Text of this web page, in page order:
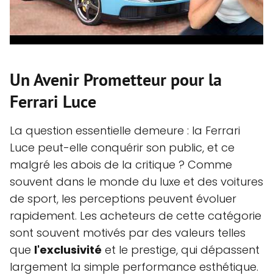
Un Avenir Prometteur pour la
Ferrari Luce
La question essentielle demeure : la Ferrari
Luce peut-elle conquérir son public, et ce
malgré les abois de la critique ? Comme
souvent dans le monde du luxe et des voitures
de sport, les perceptions peuvent évoluer
rapidement. Les acheteurs de cette catégorie
sont souvent motivés par des valeurs telles
que l'exclusivité et le prestige, qui dépassent
largement la simple performance esthétique.